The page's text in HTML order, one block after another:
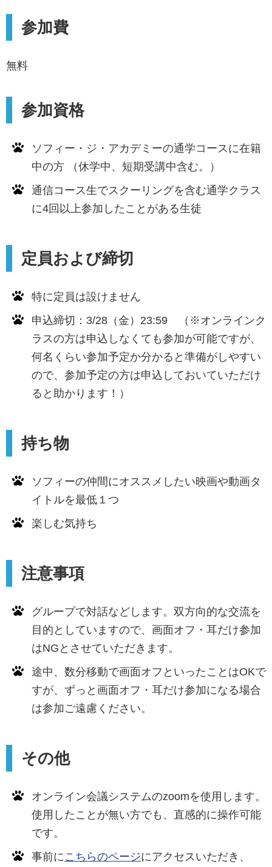
参加費
無料
参加資格
ソフィー・ジ・アカデミーの通学コースに在籍
中の方 （休学中、短期受講中含む。）
通信コース生でスクーリングを含む通学クラス
に4回以上参加したことがある生徒
定員および締切
特に定員は設けません
申込締切：3/28（金）23:59 （※オンラインク
ラスの方は申込しなくても参加が可能ですが、
何名くらい参加予定か分かると準備がしやすい
ので、参加予定の方は申込しておいていただけ
ると助かります！）
持ち物
ソフィーの仲間にオススメしたい映画や動画タ
イトルを最低１つ
楽しむ気持ち
注意事項
グループで対話などします。双方向的な交流を
目的としていますので、画面オフ・耳だけ参加
はNGとさせていただきます。
途中、数分移動で画面オフといったことはOKで
すが、ずっと画面オフ・耳だけ参加になる場合
は参加ご遠慮ください。
その他
オンライン会議システムのzoomを使用します。
使用したことが無い方でも、直感的に操作可能
です。
事前にこちらのページにアクセスいただき、